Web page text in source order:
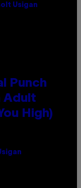
Usigan
Punch
Adult
High)